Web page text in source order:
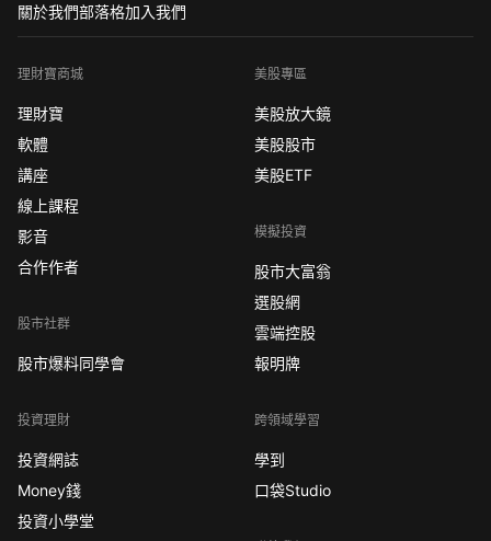
關於我們部落格加入我們
理財寶商城
理財寶
軟體
講座
線上課程
影音
合作作者
股市社群
股市爆料同學會
投資理財
投資網誌
Money錢
投資小學堂
美股專區
美股放大鏡
美股股市
美股ETF
模擬投資
股市大富翁
選股網
雲端控股
報明牌
跨領域學習
學到
口袋Studio